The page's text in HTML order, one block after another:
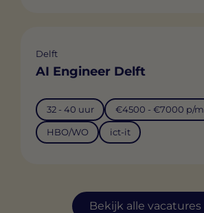
Bekijk alle vacatures
Delft
AI Engineer Delft
32 - 40 uur €4500 - €7000 p/m
HBO/WO ict-it